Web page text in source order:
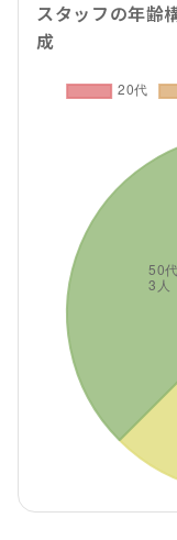
スタッフの年齢
成